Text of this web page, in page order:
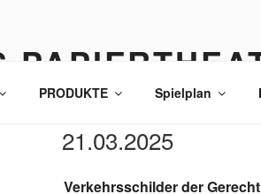
PRODUKTE Spielplan
21.03.2025
Verkehrsschilder der